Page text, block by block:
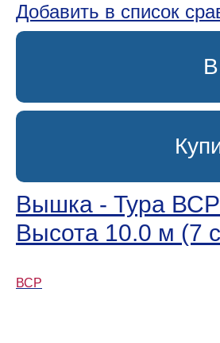
Добавить в список
Вышка - Тура
Высота 10.0 м (7
ВСР